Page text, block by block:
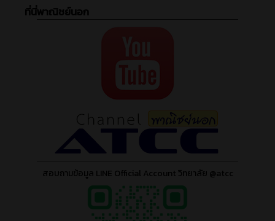
ที่นี่พาณิชย์นอก
สอบถามข้อมูล LINE Official Account วิทยาลัย @atcc